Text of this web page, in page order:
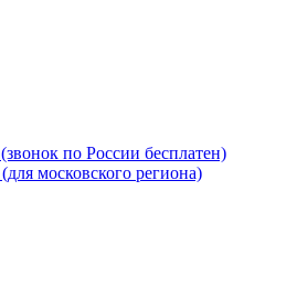
(звонок по России бесплатен)
(для московского региона)